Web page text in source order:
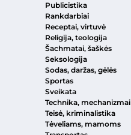
Publicistika
Rankdarbiai
Receptai, virtuvė
Religija, teologija
Šachmatai, šaškės
Seksologija
Sodas, daržas, gėlės
Sportas
Sveikata
Technika, mechanizmai
Teisė, kriminalistika
Tėveliams, mamoms